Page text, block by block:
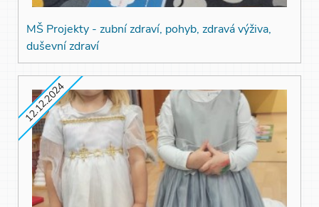
MŠ Projekty - zubní zdraví, pohyb, zdravá výživa,
duševní zdraví
12.12.2024